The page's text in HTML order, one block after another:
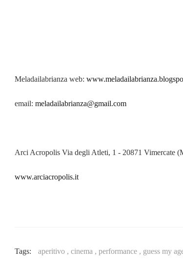
Meladailabrianza web:
email: meladailabrianza@gmail.com
Arci Acropolis Via degli Atleti, 1 - 20871 Vimercate
www.arciacropolis.it
Tags: aperitivo , cinema , performance , guess my